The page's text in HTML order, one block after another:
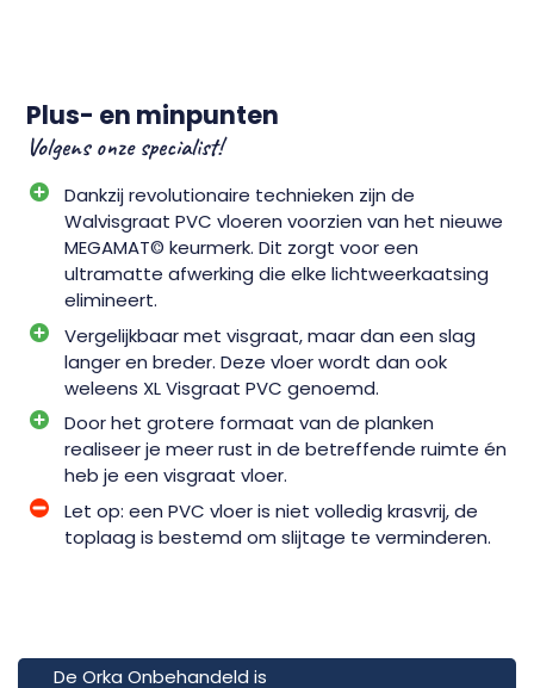
Plus- en minpunten
Volgens onze specialist!
Dankzij revolutionaire technieken zijn de
Walvisgraat PVC vloeren voorzien van het nieuwe
MEGAMAT© keurmerk. Dit zorgt voor een
ultramatte afwerking die elke lichtweerkaatsing
elimineert.
Vergelijkbaar met visgraat, maar dan een slag
langer en breder. Deze vloer wordt dan ook
weleens XL Visgraat PVC genoemd.
Door het grotere formaat van de planken
realiseer je meer rust in de betreffende ruimte én
heb je een visgraat vloer.
Let op: een PVC vloer is niet volledig krasvrij, de
toplaag is bestemd om slijtage te verminderen.
De Orka Onbehandeld is